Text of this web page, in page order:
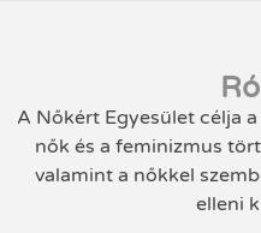
A Nőkért Egyesület célja
nők és a feminizmus
valamint a nőkkel
elleni